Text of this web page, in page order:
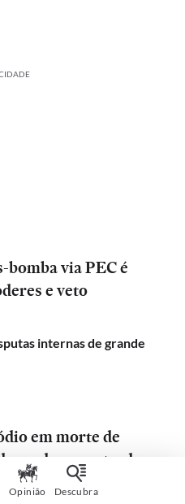
via PEC é
e veto
internas de grande
em morte de
encontrado
Paulo
Opinião Descubra